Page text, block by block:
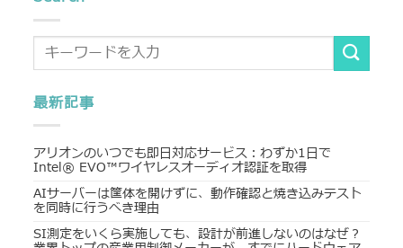
最新記事
アリオンのいつでも即日対応サービス：わずか1日で
Intel® EVO™ワイヤレスオーディオ認証を取得
AIサーバーは筐体を開けずに、動作確認と焼き込みテスト
を同時に行うべき理由
SI測定をいくら実施しても、設計が前進しないのはなぜ？